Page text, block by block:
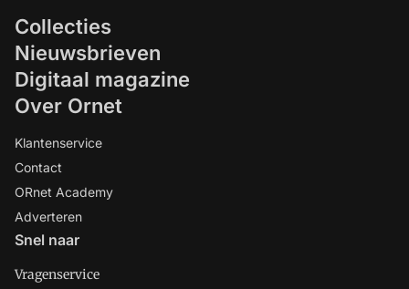
Collecties
Nieuwsbrieven
Digitaal magazine
Over Ornet
Klantenservice
Contact
ORnet Academy
Adverteren
Snel naar
Vragenservice